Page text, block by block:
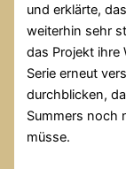
und erklärte,
weiterhin sehr
das Projekt ihre
Serie erneut
durchblicken,
Summers noch
müsse.